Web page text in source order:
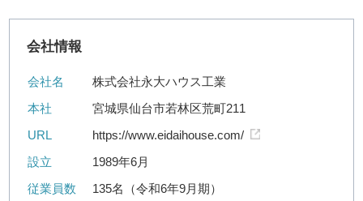
会社情報
会社名
株式会社永大ハウス工業
本社
宮城県仙台市若林区荒町211
URL
https://www.eidaihouse.com/
設立
1989年6月
従業員数
135名（令和6年9月期）